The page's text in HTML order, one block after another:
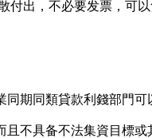
付出，不必要发票，可
期同類貸款利錢部門可
不具备不法集資目標